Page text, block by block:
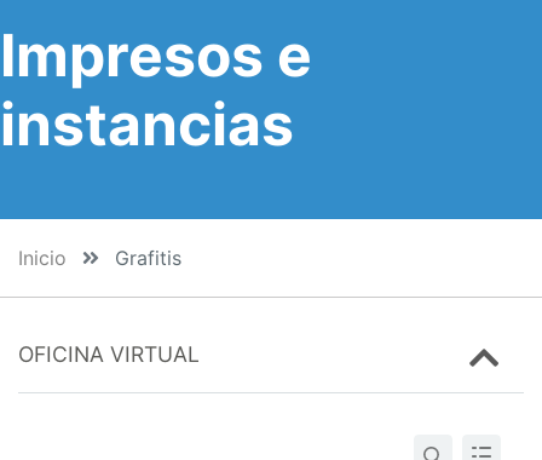
Impresos e
instancias
Inicio Grafitis
OFICINA VIRTUAL